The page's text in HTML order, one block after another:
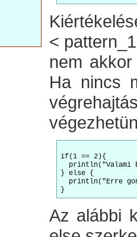
<
nem
Ha nincs
if(1 == 2){
println("Valami
} else {
println("Erre
Az alábbi